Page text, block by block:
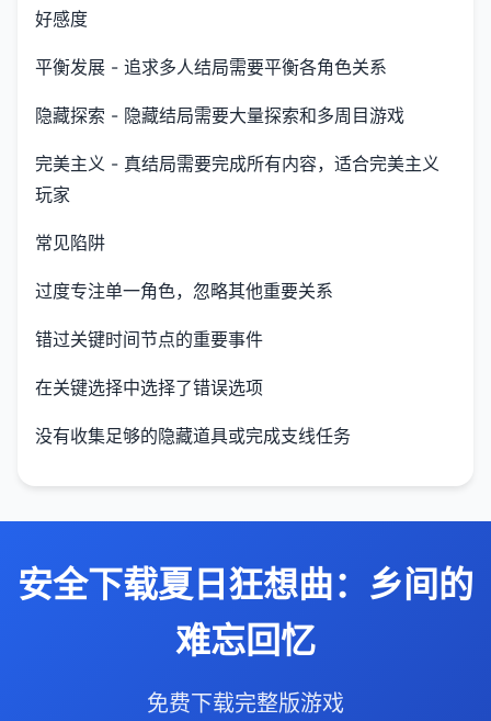
好感度
平衡发展 - 追求多人结局需要平衡各角色关系
隐藏探索 - 隐藏结局需要大量探索和多周目游戏
完美主义 - 真结局需要完成所有内容，适合完美主义
玩家
常见陷阱
过度专注单一角色，忽略其他重要关系
错过关键时间节点的重要事件
在关键选择中选择了错误选项
没有收集足够的隐藏道具或完成支线任务
安全下载夏日狂想曲：乡间的
难忘回忆
免费下载完整版游戏